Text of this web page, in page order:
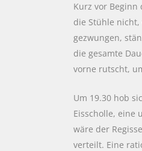
Kurz vor
die Stühle
gezwungen,
die gesamte
vorne rutscht,
Um 19.30 hob
Eisscholle, eine
wäre der
verteilt. Eine